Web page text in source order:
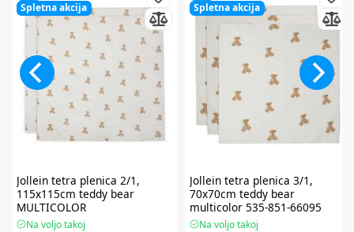
Spletna akcija
Jolleintetra plenica 2/1,
115x115cm teddy bear
MULTICOLOR
Na voljo takoj
Spletna akcija
Jolleintetra plenica 3/1,
70x70cm teddy bear
multicolor 535-851-66095
Na voljo takoj